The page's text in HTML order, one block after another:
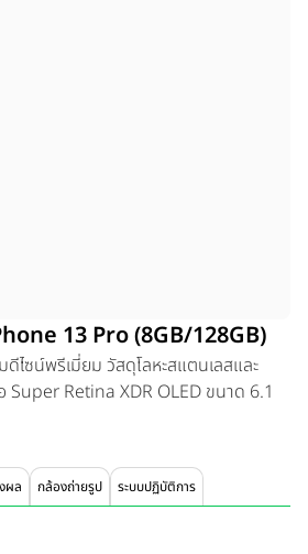
13 Pro (8GB/128GB)
ไซน์พรีเมี่ยม วัสดุโลหะสแตนเลสและ
Super Retina XDR OLED ขนาด 6.1
ผล กล้องถ่ายรูป ระบบปฏิบัติการ